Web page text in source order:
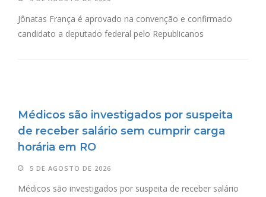
Jônatas França é aprovado na convenção e confirmado
candidato a deputado federal pelo Republicanos
Médicos são investigados por suspeita
de receber salário sem cumprir carga
horária em RO
5 DE AGOSTO DE 2026
Médicos são investigados por suspeita de receber salário